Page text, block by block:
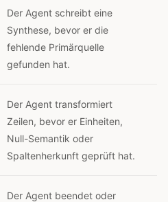
Der Agent schreibt eine
Synthese, bevor er die
fehlende Primärquelle
gefunden hat.
Der Agent transformiert
Zeilen, bevor er Einheiten,
Null-Semantik oder
Spaltenherkunft geprüft hat.
Der Agent beendet oder